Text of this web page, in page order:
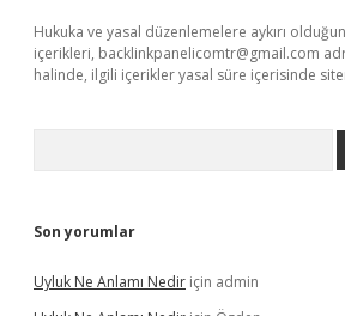
Hukuka ve yasal düzenlemelere aykırı
içerikleri, backlinkpanelicomtr@gmail.com
halinde, ilgili içerikler yasal süre içerisinde
Son yorumlar
Uyluk Ne Anlamı Nedir için admin